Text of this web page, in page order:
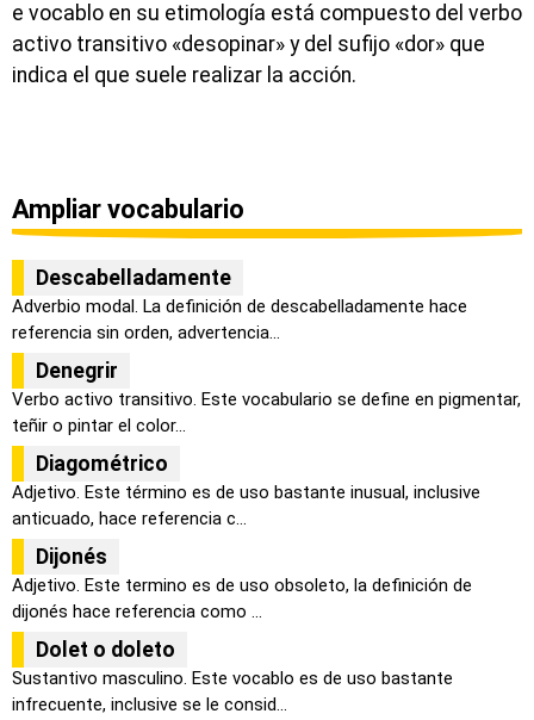
e vocablo en su etimología está compuesto del verbo
activo transitivo «desopinar» y del sufijo «dor» que
indica el que suele realizar la acción.
Ampliar vocabulario
Descabelladamente
Adverbio modal. La definición de descabelladamente hace
referencia sin orden, advertencia...
Denegrir
Verbo activo transitivo. Este vocabulario se define en pigmentar,
teñir o pintar el color...
Diagométrico
Adjetivo. Este término es de uso bastante inusual, inclusive
anticuado, hace referencia c...
Dijonés
Adjetivo. Este termino es de uso obsoleto, la definición de
dijonés hace referencia como ...
Dolet o doleto
Sustantivo masculino. Este vocablo es de uso bastante
infrecuente, inclusive se le consid...